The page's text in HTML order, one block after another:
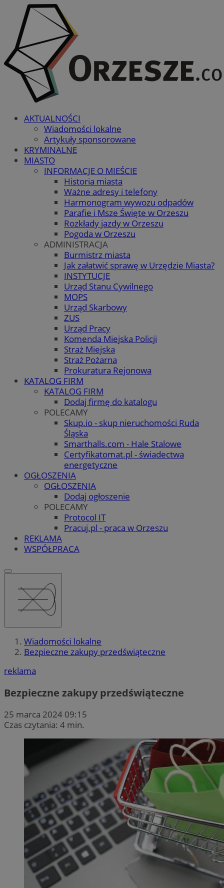
AKTUALNOŚCI
Wiadomości lokalne
Artykuły sponsorowane
KRYMINALNE
MIASTO
INFORMACJE O MIEŚCIE
Historia miasta
Ważne adresy i telefony
Harmonogram wywozu odpadów
Parafie i Msze Święte w Orzeszu
Rozkłady jazdy w Orzeszu
Pogoda w Orzeszu
ADMINISTRACJA
Burmistrz miasta
Jak załatwić sprawę w Urzędzie Miasta?
INSTYTUCJE
Urząd Stanu Cywilnego
MOPS
Urząd Skarbowy
ZUS
Urząd Pracy
Komenda Miejska Policji
Straż Miejska
Straż Pożarna
Prokuratura Rejonowa
KATALOG FIRM
KATALOG FIRM
Dodaj firmę do katalogu
POLECAMY
Skup.io - skup nieruchomości Ruda
Śląska
Smarthalls.com - Hale Stalowe
Certyfikatomat.pl - świadectwa
energetyczne
OGŁOSZENIA
OGŁOSZENIA
Dodaj ogłoszenie
POLECAMY
Protocol IT
Pracuj.pl - praca w Orzeszu
REKLAMA
WSPÓŁPRACA
Wiadomości lokalne
Bezpieczne zakupy przedświąteczne
reklama
Bezpieczne zakupy przedświąteczne
25 marca 2024 09:15
Czas czytania: 4 min.